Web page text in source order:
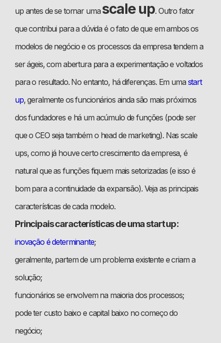
up antes de se tornar umascale up. Outro fator
que contribui para a dúvida é o fato de que em ambos os
modelos de negócio e os processos da empresa tendem a
ser ágeis, com abertura para a experimentação e voltados
para o resultado. No entanto, há diferenças. Em uma start
up, geralmente os funcionários ainda são mais próximos
dos fundadores e há um acúmulo de funções (pode ser
que o CEO seja também o head de marketing). Nas scale
ups, como já houve certo crescimento da empresa, é
natural que as funções fiquem mais setorizadas (e isso é
bom para a continuidade da expansão). Veja as principais
características de cada modelo.
Principais características de uma start up:
inovação é determinante;
geralmente, partem de um problema existente e criam a
solução;
funcionários se envolvem na maioria dos processos;
pode ter custo baixo e capital baixo no começo do
negócio;